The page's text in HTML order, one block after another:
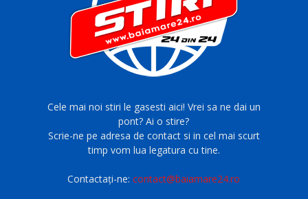
Cele mai noi stiri le gasesti aici! Vrei sa ne dai un
pont? Ai o stire?
Scrie-ne pe adresa de contact si in cel mai scurt
timp vom lua legatura cu tine.
Contactați-ne:contact@baiamare24.ro